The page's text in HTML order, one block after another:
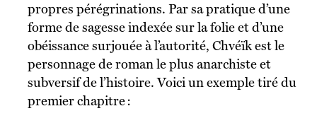
propres pérégrinations. Par sa pratique d’une
forme de sagesse indexée sur la folie et d’une
obéissance surjouée à l’autorité, Chvéïk est le
personnage de roman le plus anarchiste et
subversif de l’histoire. Voici un exemple tiré du
premier chapitre :